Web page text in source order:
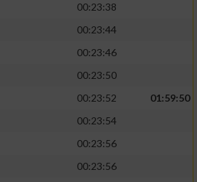
00:23:38
00:23:44
00:23:46
00:23:50
00:23:52
01:59:50
00:23:54
00:23:56
00:23:56